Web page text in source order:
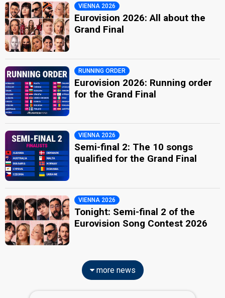
VIENNA 2026
Eurovision 2026: All about the
Grand Final
RUNNING ORDER
Eurovision 2026: Running order
for the Grand Final
VIENNA 2026
Semi-final 2: The 10 songs
qualified for the Grand Final
VIENNA 2026
Tonight: Semi-final 2 of the
Eurovision Song Contest 2026
more news